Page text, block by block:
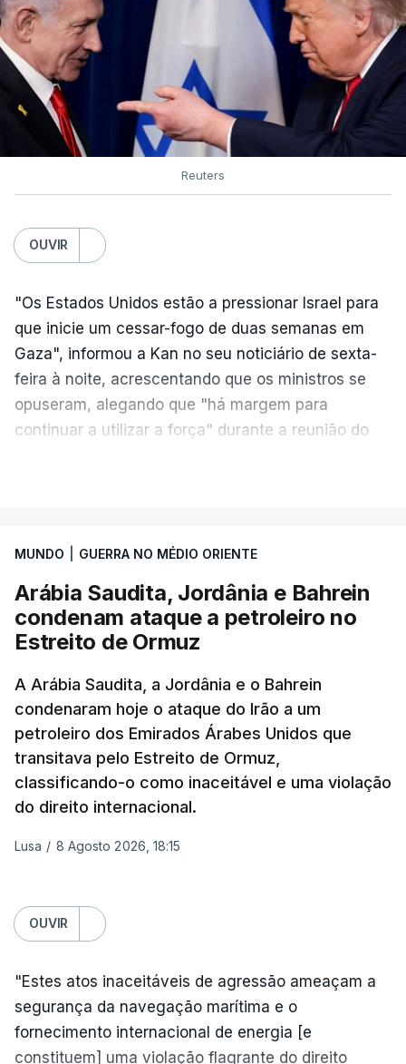
Reuters
OUVIR
"Os Estados Unidos estão a pressionar Israel para
que inicie um cessar-fogo de duas semanas em
Gaza", informou a Kan no seu noticiário de sexta-
feira à noite, acrescentando que os ministros se
opuseram, alegando que "há margem para
continuar a utilizar a força" durante a reunião do
aplicação do plano de desarmamento do Hamas.
Além disso, o correspondente do canal de
televisão israelita i24News, que também teve
acesso às deliberações do Gabinete, recordou na
autorização formal de Israel para a entrada em
Gaza da Força Internacional de Estabilização, um
contingente multinacional proposto no âmbito do
Conselho da Paz promovido por Trump.
Meios de comunicação social israelitas
informaram, após a reunião do Gabinete de
a retoma dos ataques aéreos em Gaza,
interrompidos desde segunda-feira.
"O Hamas aceitou o plano de 15 pontos, mas não
renunciou ao seu objetivo de destruir Israel",
advertiu durante a reunião o brigadeiro-general Ofir
MUNDO GUERRA NO MÉDIO ORIENTE
Arábia Saudita, Jordânia e Bahrein
condenam ataque a petroleiro no
Estreito de Ormuz
A Arábia Saudita, a Jordânia e o Bahrein
condenaram hoje o ataque do Irão a um
petroleiro dos Emirados Árabes Unidos que
transitava pelo Estreito de Ormuz,
classificando-o como inaceitável e uma violação
do direito internacional.
Lusa / 8 Agosto 2026, 18:15
OUVIR
"Estes atos inaceitáveis de agressão ameaçam a
segurança da navegação marítima e o
fornecimento internacional de energia [e
constituem] uma violação flagrante do direito